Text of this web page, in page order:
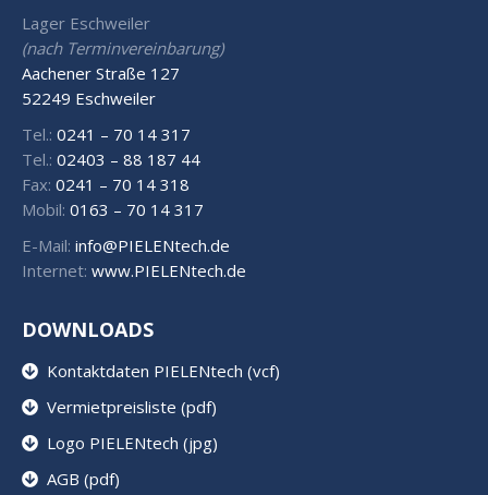
Lager Eschweiler
(nach Terminvereinbarung)
Aachener Straße 127
52249 Eschweiler
Tel.: 0241 – 70 14 317
Tel.: 02403 – 88 187 44
Fax: 0241 – 70 14 318
Mobil: 0163 – 70 14 317
E-Mail: info@PIELENtech.de
Internet: www.PIELENtech.de
DOWNLOADS
Kontaktdaten PIELENtech (vcf)
Vermietpreisliste (pdf)
Logo PIELENtech (jpg)
AGB (pdf)